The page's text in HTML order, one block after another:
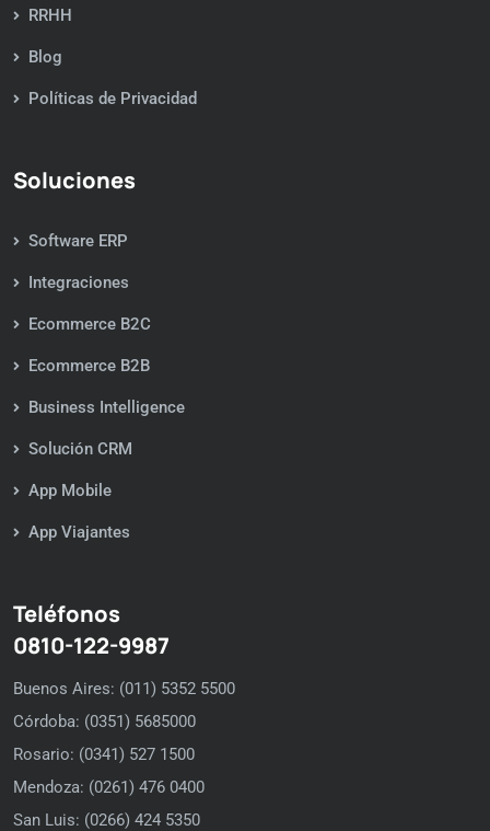
RRHH
Blog
Políticas de Privacidad
Soluciones
Software ERP
Integraciones
Ecommerce B2C
Ecommerce B2B
Business Intelligence
Solución CRM
App Mobile
App Viajantes
Teléfonos
0810-122-9987
Buenos Aires: (011) 5352 5500
Córdoba: (0351) 5685000
Rosario: (0341) 527 1500
Mendoza: (0261) 476 0400
San Luis: (0266) 424 5350